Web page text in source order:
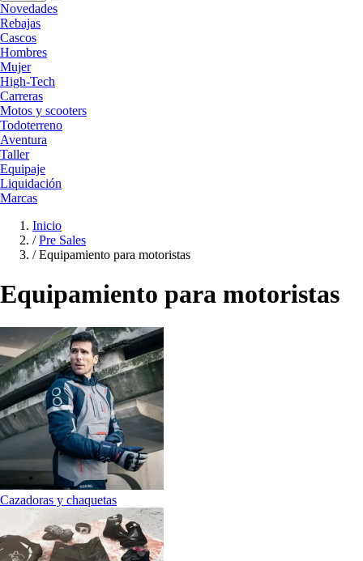
Novedades
Rebajas
Cascos
Hombres
Mujer
High-Tech
Carreras
Motos y scooters
Todoterreno
Aventura
Taller
Equipaje
Liquidación
Marcas
Inicio
/ Pre Sales
/ Equipamiento para motoristas
Equipamiento para motoristas
Cazadoras y chaquetas